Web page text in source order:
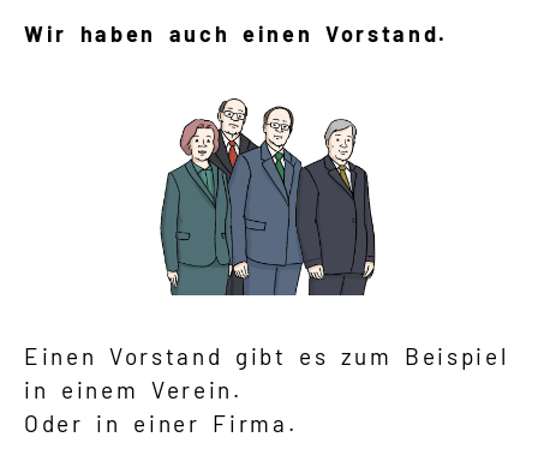
Wir haben auch einen Vorstand.
Einen Vorstand gibt es zum Beispiel
in einem Verein.
Oder in einer Firma.